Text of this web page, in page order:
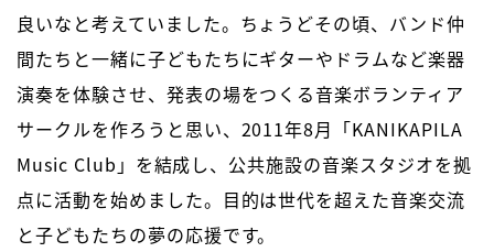
良いなと考えていました。ちょうどその頃、バンド仲
間たちと一緒に子どもたちにギターやドラムなど楽器
演奏を体験させ、発表の場をつくる音楽ボランティア
サークルを作ろうと思い、2011年8月「KANIKAPILA
Music Club」を結成し、公共施設の音楽スタジオを拠
点に活動を始めました。目的は世代を超えた音楽交流
と子どもたちの夢の応援です。